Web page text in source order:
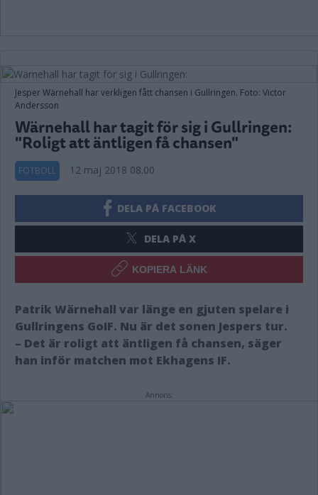
Jesper Wärnehall har verkligen fått chansen i Gullringen. Foto: Victor
Andersson
Wärnehall har tagit för sig i Gullringen:
"Roligt att äntligen få chansen"
FOTBOLL 12 maj 2018 08.00
DELA PÅ FACEBOOK
DELA PÅ X
KOPIERA LÄNK
Patrik Wärnehall var länge en gjuten spelare i
Gullringens GoIF. Nu är det sonen Jespers tur.
– Det är roligt att äntligen få chansen, säger
han inför matchen mot Ekhagens IF.
Annons: